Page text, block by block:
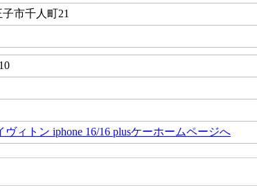
市千人町21
ヴィトン iphone 16/16 plusケーホームページへ